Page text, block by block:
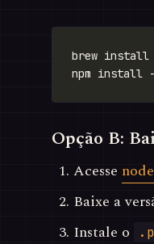
Opção B:
Acesse
Baixe a
Instale o